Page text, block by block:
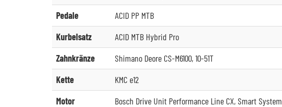
Pedale
ACID PP MTB
Kurbelsatz
ACID MTB Hybrid Pro
Zahnkränze
Shimano Deore CS-M6100, 10-51T
Kette
KMC e12
Motor
Bosch Drive Unit Performance Line CX, Smart System